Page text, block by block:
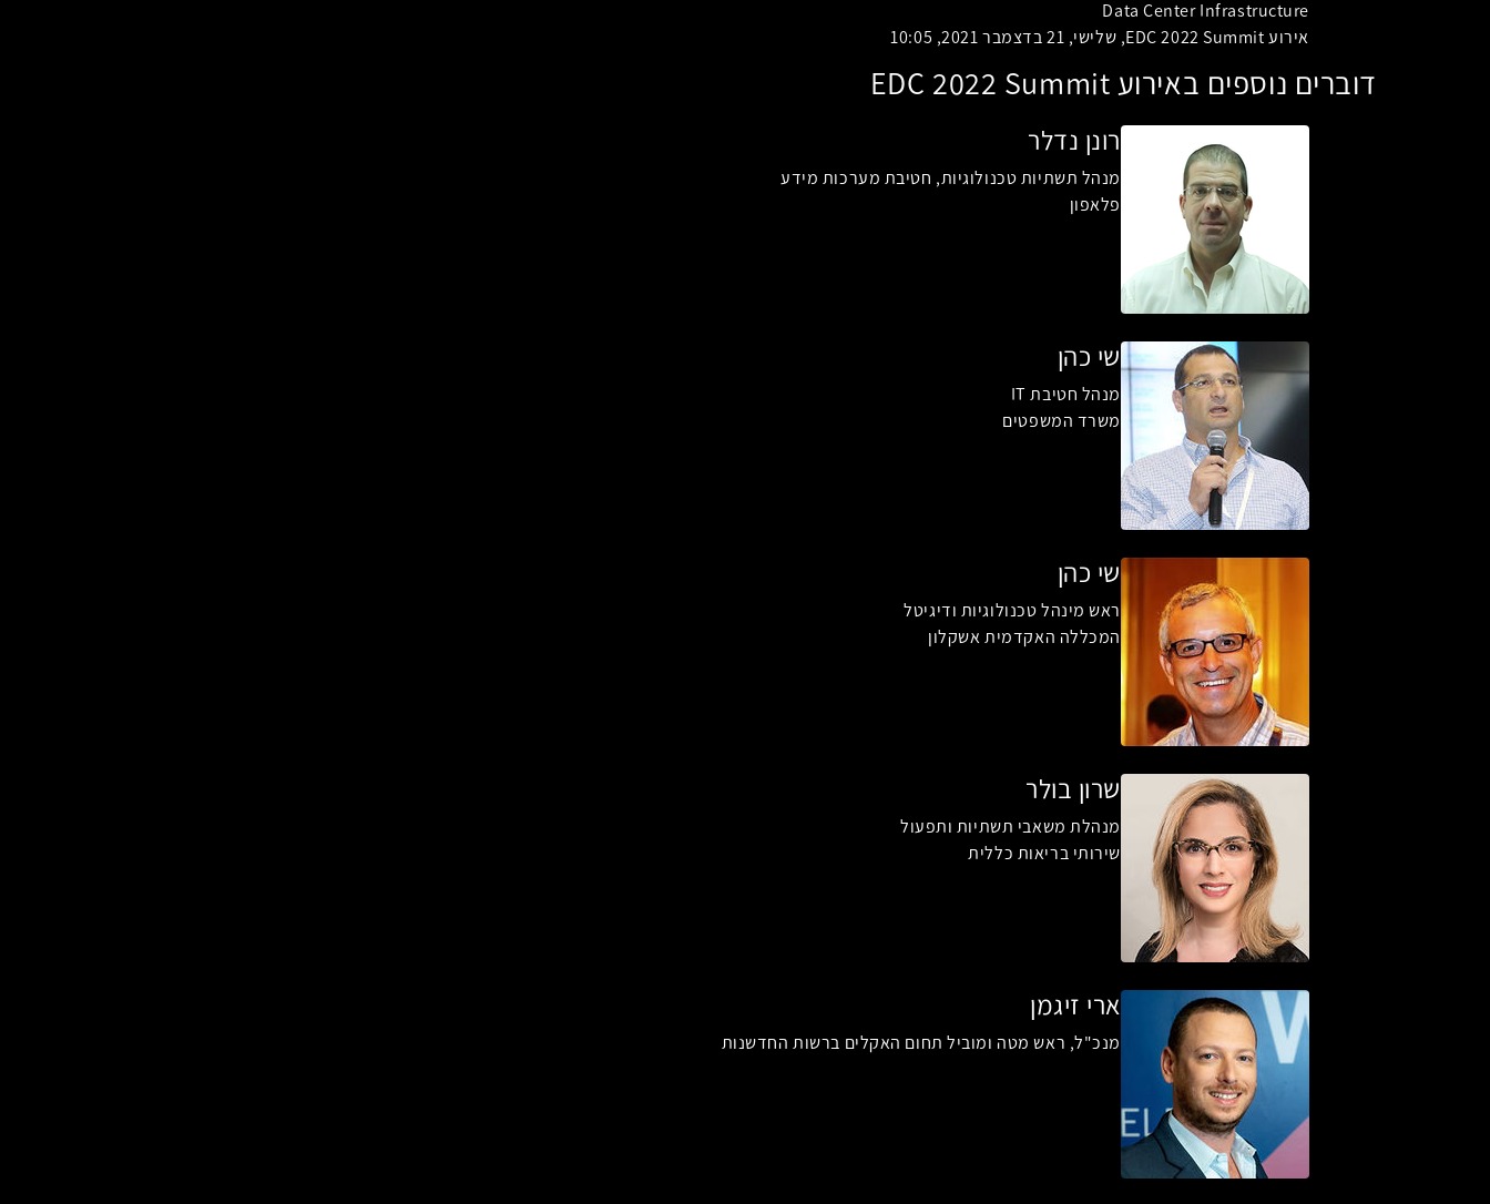
Data Center Infrastructure
אירוע EDC 2022 Summit, שלישי, 21 בדצמבר 2021, 10:05
דוברים נוספים באירוע EDC 2022 Summit
רונן נדלר
מנהל תשתיות טכנולוגיות, חטיבת מערכות מידע
פלאפון
שי כהן
מנהל חטיבת IT
משרד המשפטים
שי כהן
ראש מינהל טכנולוגיות ודיגיטל
המכללה האקדמית אשקלון
שרון בולר
מנהלת משאבי תשתיות ותפעול
שירותי בריאות כללית
ארי זיגמן
מנכ"ל, ראש מטה ומוביל תחום האקלים ברשות החדשנות